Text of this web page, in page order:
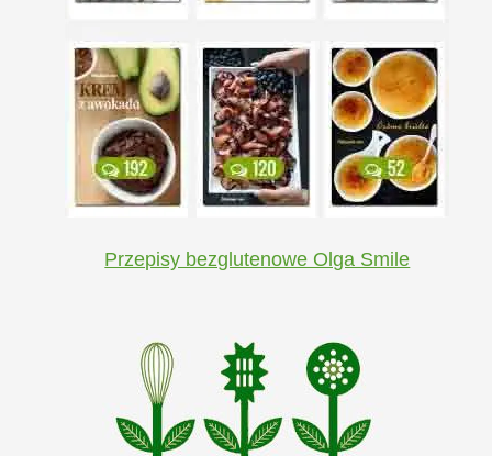
Przepisy bezglutenowe Olga Smile